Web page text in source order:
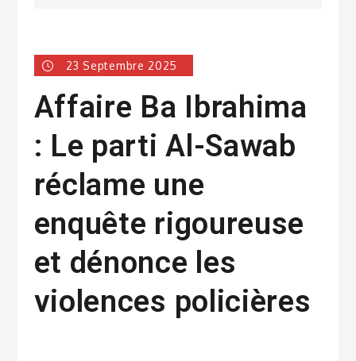
23 Septembre 2025
Affaire Ba Ibrahima
: Le parti Al-Sawab
réclame une
enquête rigoureuse
et dénonce les
violences policières